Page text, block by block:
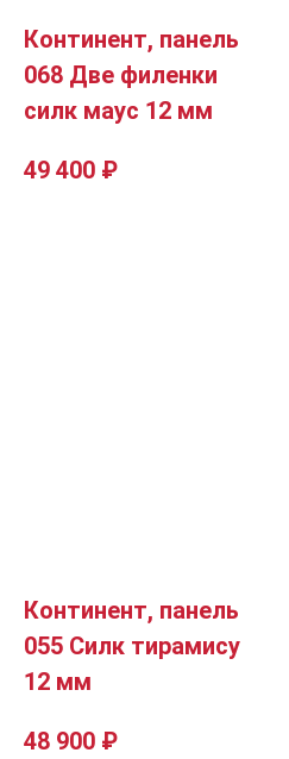
Континент, панель
068 Две филенки
силк маус 12 мм
49 400 ₽
Континент, панель
055 Силк тирамису
12 мм
48 900 ₽